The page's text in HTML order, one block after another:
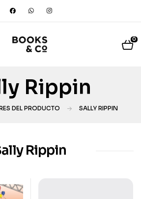
0
Rippin
DEL PRODUCTO SALLY RIPPIN
Rippin